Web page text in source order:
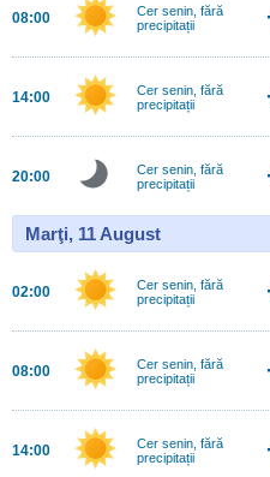
08:00
Cer senin, fără
precipitații
14:00
Cer senin, fără
precipitații
20:00
Cer senin, fără
precipitații
Marţi, 11 August
02:00
Cer senin, fără
precipitații
08:00
Cer senin, fără
precipitații
14:00
Cer senin, fără
precipitații